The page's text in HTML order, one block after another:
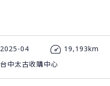
2025-04
19,193km
台中太古收購中心